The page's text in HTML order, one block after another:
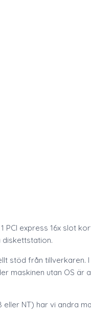
express 16x slot
diskettstation.
stöd från tillverkaren.
maskinen utan OS är
eller NT) har vi andra